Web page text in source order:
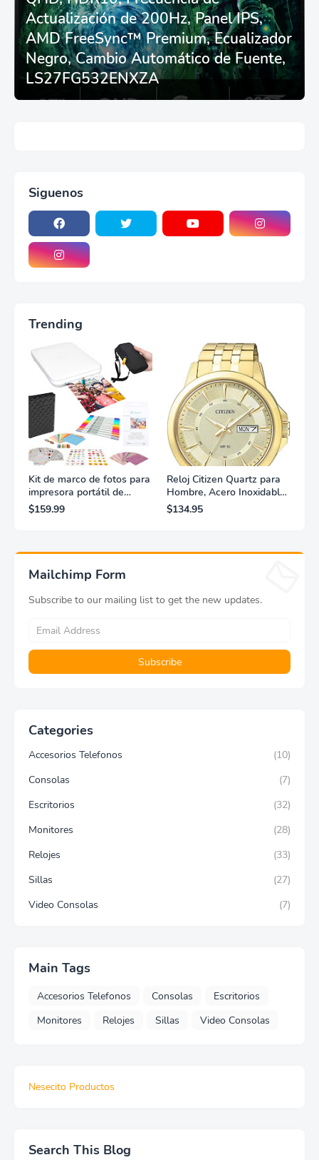
T248/X/T300RS/T150/458/TX
Actualización de 200Hz, Panel IPS,
AMD FreeSync™ Premium, Ecualizador
Negro, Cambio Automático de Fuente,
LS27FG532ENXZA
Siguenos
Trending
Kit de marco de fotos para
impresora portátil de
fotografías y vídeos
Lifeprint 3x4,5 (blanca)
$159.99
Reloj Citizen Quartz para
Hombre, Acero Inoxidable,
Clásico, Dorado
$134.95
Mailchimp Form
Subscribe to our mailing list to get the new updates.
Categories
Accesorios Telefonos
(10)
Consolas
(7)
Escritorios
(32)
Monitores
(28)
Relojes
(33)
Sillas
(27)
Video Consolas
(7)
Main Tags
Accesorios Telefonos Consolas
Escritorios
Monitores
Relojes Sillas Video Consolas
Nesecito Productos
Search This Blog